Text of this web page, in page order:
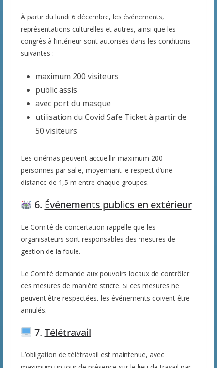
À partir du lundi 6 décembre, les événements,
représentations culturelles et autres, ainsi que les
congrès à l’intérieur sont autorisés dans les conditions
suivantes :
maximum 200 visiteurs
public assis
avec port du masque
utilisation du Covid Safe Ticket à partir de
50 visiteurs
Les cinémas peuvent accueillir maximum 200
personnes par salle, moyennant le respect d’une
distance de 1,5 m entre chaque groupes.
6. Événements publics en extérieur
Le Comité de concertation rappelle que les
organisateurs sont responsables des mesures de
gestion de la foule.
Le Comité demande aux pouvoirs locaux de contrôler
ces mesures de manière stricte. Si ces mesures ne
peuvent être respectées, les événements doivent être
annulés.
7. Télétravail
L’obligation de télétravail est maintenue, avec